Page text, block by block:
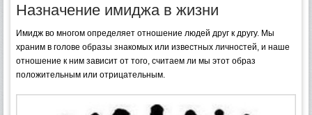
Назначение имиджа в жизни
Имидж во многом определяет отношение людей друг к другу. Мы
храним в голове образы знакомых или известных личностей, и наше
отношение к ним зависит от того, считаем ли мы этот образ
положительным или отрицательным.